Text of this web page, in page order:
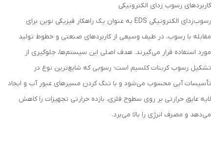
کاربردهای رسوب زدای الکترونیکی
رسوب‌زدای الکترونیکی EDS به عنوان یک راهکار فیزیکی نوین برای
مقابله با رسوب، در طیف وسیعی از کاربردهای صنعتی و خطوط تولید
مورد استفاده قرار می‌گیرند. هدف اصلی این سیستم‌ها، جلوگیری از
تشکیل رسوب کربنات کلسیم است؛ رسوبی که شایع‌ترین نوع در
تأسیسات آبی محسوب می‌شود و با تنگ کردن مسیرهای عبور آب و ایجاد
لایه عایق حرارتی بر روی سطوح فلزی، بازده حرارتی تجهیزات را کاهش
می‌دهد و مصرف انرژی را بالا می‌برد.